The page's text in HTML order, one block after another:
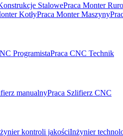
StalowePraca Monter
KotłyPraca Monter Maszyny
ProgramistaPraca CNC Technik
manualnyPraca Szlifierz CNC
kontroli jakościInżynier